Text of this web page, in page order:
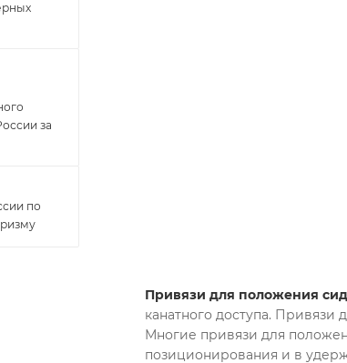
Привязи для положения
канатного доступа.
Многие привязи для
позиционирования и в
за
по